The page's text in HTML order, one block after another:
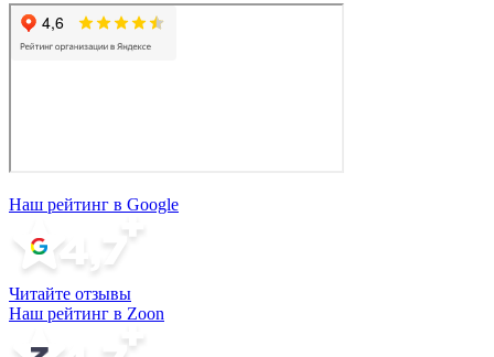
Наш рейтинг в Google
Читайте отзывы
Наш рейтинг в Zoon